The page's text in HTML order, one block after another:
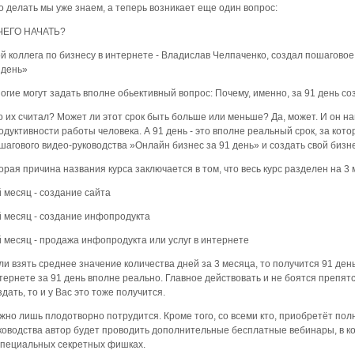
делать мы уже знаем, а теперь возникает еще один вопрос:
НАЧАТЬ?
коллега по бизнесу в интернете - Владислав Челпаченко, создал
могут задать вполне обьективный вопрос: Почему, именно, за 91 день
их считал? Может ли этот срок быть больше или меньше? Да, может. И он
работы человека. А 91 день - это вполне реальный срок, за
видео-руководства »Онлайн бизнес за 91 день» и создать свой
причина названия курса заключается в том, что весь курс разделен на 3
месяц - создание сайта
месяц - создание инфопродукта
месяц - продажа инфопродукта или услуг в интернете
взять среднее значение количества дней за 3 месяца, то получится 91
за 91 день вполне реально. Главное действовать и не боятся
то и у Вас это тоже получится.
лишь плодотворно потрудится. Кроме того, со всеми кто, приобретёт
автор будет проводить дополнительные бесплатные вебинары, в
секретных фишках.